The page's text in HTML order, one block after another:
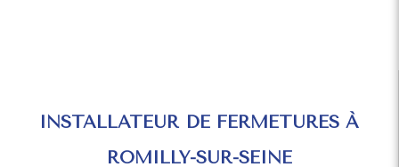
INSTALLATEUR DE FERMETURES À
ROMILLY-SUR-SEINE